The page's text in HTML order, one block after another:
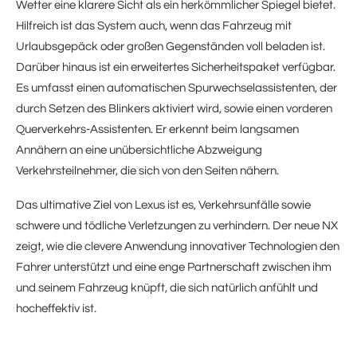
Wetter eine klarere Sicht als ein herkömmlicher Spiegel bietet.
Hilfreich ist das System auch, wenn das Fahrzeug mit
Urlaubsgepäck oder großen Gegenständen voll beladen ist.
Darüber hinaus ist ein erweitertes Sicherheitspaket verfügbar.
Es umfasst einen automatischen Spurwechselassistenten, der
durch Setzen des Blinkers aktiviert wird, sowie einen vorderen
Querverkehrs-Assistenten. Er erkennt beim langsamen
Annähern an eine unübersichtliche Abzweigung
Verkehrsteilnehmer, die sich von den Seiten nähern.
Das ultimative Ziel von Lexus ist es, Verkehrsunfälle sowie
schwere und tödliche Verletzungen zu verhindern. Der neue NX
zeigt, wie die clevere Anwendung innovativer Technologien den
Fahrer unterstützt und eine enge Partnerschaft zwischen ihm
und seinem Fahrzeug knüpft, die sich natürlich anfühlt und
hocheffektiv ist.